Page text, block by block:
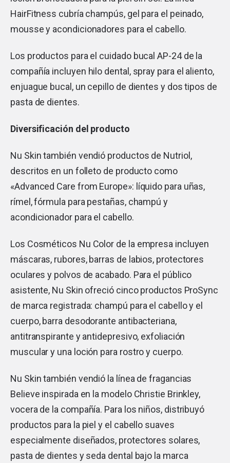
HairFitness cubría champús, gel para el peinado,
mousse y acondicionadores para el cabello.
Los productos para el cuidado bucal AP-24 de la
compañía incluyen hilo dental, spray para el aliento,
enjuague bucal, un cepillo de dientes y dos tipos de
pasta de dientes.
Diversificación del producto
Nu Skin también vendió productos de Nutriol,
descritos en un folleto de producto como
«Advanced Care from Europe»: líquido para uñas,
rímel, fórmula para pestañas, champú y
acondicionador para el cabello.
Los Cosméticos Nu Color de la empresa incluyen
máscaras, rubores, barras de labios, protectores
oculares y polvos de acabado. Para el público
asistente, Nu Skin ofreció cinco productos ProSync
de marca registrada: champú para el cabello y el
cuerpo, barra desodorante antibacteriana,
antitranspirante y antidepresivo, exfoliación
muscular y una loción para rostro y cuerpo.
Nu Skin también vendió la línea de fragancias
Believe inspirada en la modelo Christie Brinkley,
vocera de la compañía. Para los niños, distribuyó
productos para la piel y el cabello suaves
especialmente diseñados, protectores solares,
pasta de dientes y seda dental bajo la marca